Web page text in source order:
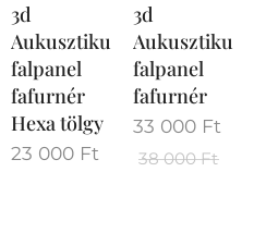
3d
Aukusztikus
falpanel
fafurnér
Hexa tölgy
23 000 Ft
3d
Aukusztikus
falpanel
fafurnér
33 000 Ft
38 000Ft